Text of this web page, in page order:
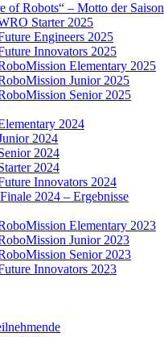
of Robots“ – Motto der Saison
Starter 2025
Engineers 2025
Innovators 2025
Elementary 2025
Junior 2025
Senior 2025
2024
2024
2024
2024
Innovators 2024
2024 – Ergebnisse
Elementary 2023
Junior 2023
Senior 2023
Innovators 2023